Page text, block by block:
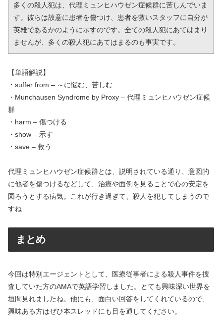
多くの殺人犯は、代理ミュンヒハウゼン症候群に苦しんでいま
す。彼らは故意に患者を傷つけ、患者を救いスタッフに自分が
英雄であるかのように示すのです。全ての殺人犯にあてはまり
ませんが、多くの殺人犯にあてはまるのも事実です。
【単語解説】
・suffer from – ～に悩む、苦しむ
・Munchausen Syndrome by Proxy – 代理ミュンヒハウゼン症候
群
・harm – 傷つける
・show – 示す
・save – 救う
代理ミュンヒハウゼン症候群とは、説明されている通り、意図的
に他者を傷つけるなどして、治療や面倒を見ることで心の安定を
図ろうとする病気。これが行き過ぎて、殺人を犯してしまうので
すね
まとめ
今回は特別エージェントとして、医療従事者による殺人事件を捜
査していた方のAMAで英語学習しました。とても興味深い世界を
垣間見れましたね。他にも、面白い回答をしてくれているので、
興味ある方はぜひ本スレッドにも目を通してください。